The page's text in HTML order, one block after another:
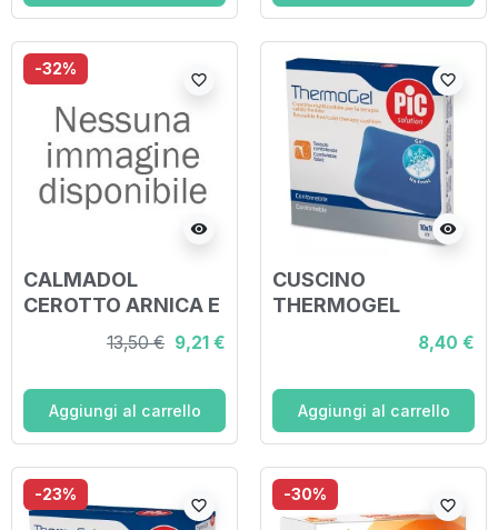
-32%
visibility
favorite_border
CALMADOL
CEROTTO ARNICA E
ARTIGLIO DEL
DIAVOLO PER
E MUSCOLARI 6
PEZZI
13,50 € 9,21 €
Aggiungi al carrello
visibility
favorite_border
CUSCINO
THERMOGEL
RIUTILIZZABILE PER
TERAPIA CALDO
ITC
8,40 €
Aggiungi al carrello
-23%
favorite_border
-30%
favorite_border